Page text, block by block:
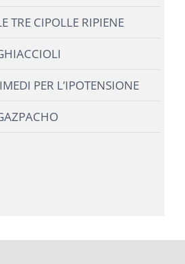
TRE CIPOLLE RIPIENE
PER L’IPOTENSIONE